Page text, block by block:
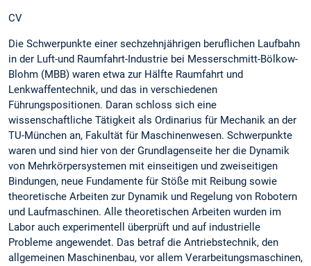
CV
Die Schwerpunkte einer sechzehnjährigen beruflichen Laufbahn
in der Luft-und Raumfahrt-Industrie bei Messerschmitt-Bölkow-
Blohm (MBB) waren etwa zur Hälfte Raumfahrt und
Lenkwaffentechnik, und das in verschiedenen
Führungspositionen. Daran schloss sich eine
wissenschaftliche Tätigkeit als Ordinarius für Mechanik an der
TU-München an, Fakultät für Maschinenwesen. Schwerpunkte
waren und sind hier von der Grundlagenseite her die Dynamik
von Mehrkörpersystemen mit einseitigen und zweiseitigen
Bindungen, neue Fundamente für Stöße mit Reibung sowie
theoretische Arbeiten zur Dynamik und Regelung von Robotern
und Laufmaschinen. Alle theoretischen Arbeiten wurden im
Labor auch experimentell überprüft und auf industrielle
Probleme angewendet. Das betraf die Antriebstechnik, den
allgemeinen Maschinenbau, vor allem Verarbeitungsmaschinen,